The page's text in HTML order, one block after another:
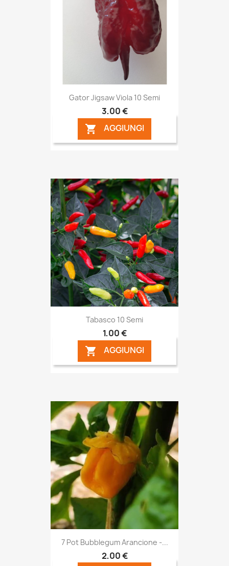
Gator Jigsaw Viola 10 Semi
3,00 €
 AGGIUNGI
Tabasco 10 Semi
1,00 €
 AGGIUNGI
7 Pot Bubblegum Arancione -...
2,00 €